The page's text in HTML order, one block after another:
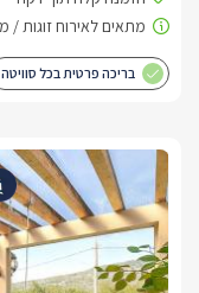
בריכה פרטית בכל סוויטה